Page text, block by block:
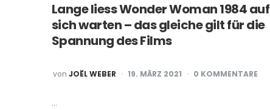
Lange liess Wonder Woman 1984 auf
sich warten – das gleiche gilt für die
Spannung des Films
POSTED
BY
von JOËL WEBER 19. MÄRZ 2021 0 KOMMENTARE
…